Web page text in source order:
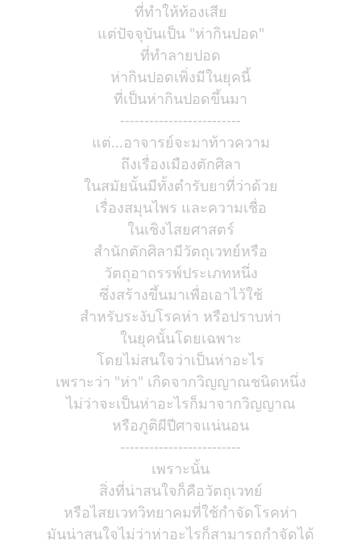
ที่ทำให้ท้องเสีย
แต่ปัจจุบันเป็น "ห่ากินปอด"
ที่ทำลายปอด
ห่ากินปอดเพิ่งมีในยุคนี้
ที่เป็นห่ากินปอดขึ้นมา
-------------------------
แต่...อาจารย์จะมาท้าวความ
ถึงเรื่องเมืองตักศิลา
ในสมัยนั้นมีทั้งตำรับยาที่ว่าด้วย
เรื่องสมุนไพร และความเชื่อ
ในเชิงไสยศาสตร์
สำนักตักศิลามีวัตถุเวทย์หรือ
วัตถุอาถรรพ์ประเภทหนึ่ง
ซึ่งสร้างขึ้นมาเพื่อเอาไว้ใช้
สำหรับระงับโรคห่า หรือปราบห่า
ในยุคนั้นโดยเฉพาะ
โดยไม่สนใจว่าเป็นห่าอะไร
เพราะว่า "ห่า" เกิดจากวิญญาณชนิดหนึ่ง
ไม่ว่าจะเป็นห่าอะไรก็มาจากวิญญาณ
หรือภูติผีปีศาจแน่นอน
-------------------------
เพราะนั้น
สิ่งที่น่าสนใจก็คือวัตถุเวทย์
หรือไสยเวทวิทยาคมที่ใช้กำจัดโรคห่า
มันน่าสนใจไม่ว่าห่าอะไรก็สามารถกำจัดได้